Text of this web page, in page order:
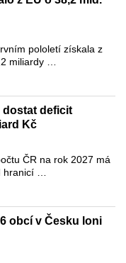
pololetí získala z
miliardy …
dostat deficit
Kč
ČR na rok 2027 má
hranicí …
obcí v Česku loni